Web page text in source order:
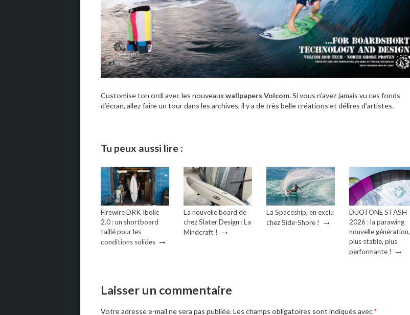
Customise ton ordi avec les nouveauxwallpapers Volcom. Si vous n’avez jamais vu ces fonds
d’écran, allez faire un tour dans les archives, il y a de très belle créations et délires d’artistes.
Tu peux aussi lire :
Firewire DRK Ibolic
2.0 : un shortboard
taillé pour les
conditions solides →
La nouvelle board de
chez Slater Design : La
Mindcraft ! →
La Spaceship, en exclu
chez Side-Shore ! →
DUOTONE STASH
2026 : la parawing
nouvelle génération,
plus stable, plus
performante ! →
Laisser un commentaire
Votre adresse e-mail ne sera pas publiée.Les champs obligatoires sont indiqués avec*